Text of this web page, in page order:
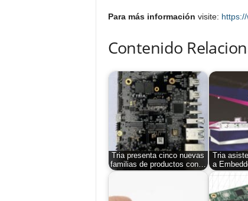
Para más información visite:
Contenido
Tria presenta cinco nuevas
familias de productos con…
Tria
a